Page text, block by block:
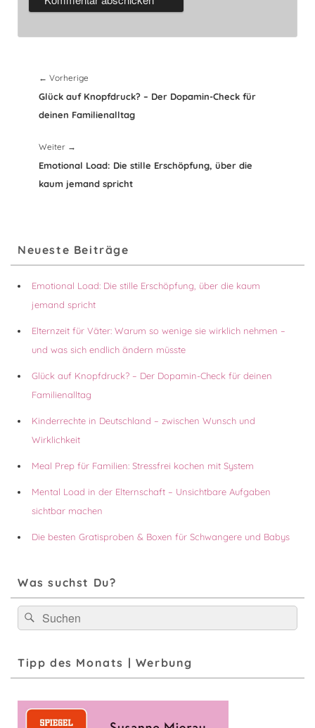
← Vorherige
Beitrag:
Glück auf Knopfdruck? – Der Dopamin-Check für
deinen Familienalltag
Weiter →
Beitrag:
Emotional Load: Die stille Erschöpfung, über die
kaum jemand spricht
Seitenleisten-
Widgetbereich
Neueste Beiträge
Emotional Load: Die stille Erschöpfung, über die kaum
jemand spricht
Elternzeit für Väter: Warum so wenige sie wirklich nehmen –
und was sich endlich ändern müsste
Glück auf Knopfdruck? – Der Dopamin-Check für deinen
Familienalltag
Kinderrechte in Deutschland – zwischen Wunsch und
Wirklichkeit
Meal Prep für Familien: Stressfrei kochen mit System
Mental Load in der Elternschaft – Unsichtbare Aufgaben
sichtbar machen
Die besten Gratisproben & Boxen für Schwangere und Babys
Was suchst Du?
Suchen
nach:
Suchen
Tipp des Monats | Werbung